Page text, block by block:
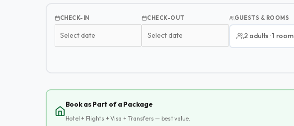
CHECK-IN CHECK-OUT GUESTS & ROOMS
2 adults · 1 room
Book as Part of a Package
Hotel + Flights + Visa + Transfers — best value.